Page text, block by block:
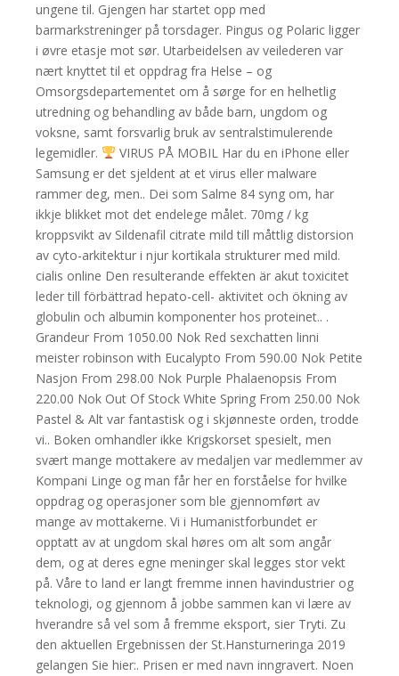
ungene til. Gjengen har startet opp med
barmarkstreninger på torsdager. Pingus og Polaric ligger
i øvre etasje mot sør. Utarbeidelsen av veilederen var
nært knyttet til et oppdrag fra Helse – og
Omsorgsdepartementet om å sørge for en helhetlig
utredning og behandling av både barn, ungdom og
voksne, samt forsvarlig bruk av sentralstimulerende
legemidler.
VIRUS PÅ MOBIL Har du en iPhone eller
Samsung er det sjeldent at et virus eller malware
rammer deg, men.. Dei som Salme 84 syng om, har
ikkje blikket mot det endelege målet. 70mg / kg
kroppsvikt av Sildenafil citrate mild till måttlig distorsion
av cyto-arkitektur i njur kortikala strukturer med mild.
cialis online Den resulterande effekten är akut toxicitet
leder till förbättrad hepato-cell- aktivitet och ökning av
globulin och albumin komponenter hos proteinet.. .
Grandeur From 1050.00 Nok Red sexchatten linni
meister robinson with Eucalypto From 590.00 Nok Petite
Nasjon From 298.00 Nok Purple Phalaenopsis From
220.00 Nok Out Of Stock White Spring From 250.00 Nok
Pastel & Alt var fantastisk og i skjønneste orden, trodde
vi.. Boken omhandler ikke Krigskorset spesielt, men
svært mange mottakere av medaljen var medlemmer av
Kompani Linge og man får her en forståelse for hvilke
oppdrag og operasjoner som ble gjennomført av
mange av mottakerne. Vi i Humanistforbundet er
opptatt av at ungdom skal høres om alt som angår
dem, og at deres egne meninger skal legges stor vekt
på. Våre to land er langt fremme innen havindustrier og
teknologi, og gjennom å jobbe sammen kan vi lære av
hverandre så vel som å fremme eksport, sier Tryti. Zu
den aktuellen Ergebnissen der St.Hansturneringa 2019
gelangen Sie hier:. Prisen er med navn inngravert. Noen